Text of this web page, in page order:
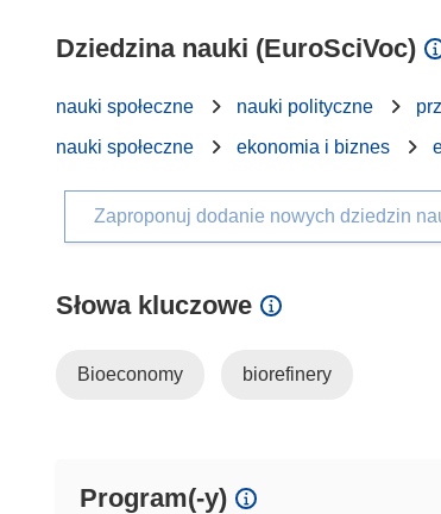
Dziedzina nauki (EuroSciVoc)
nauki społeczne nauki polityczne
nauki społeczne
ekonomia i biznes
Zaproponuj dodanie nowych dziedzin
Słowa kluczowe
Bioeconomy biorefinery
Program(-y)